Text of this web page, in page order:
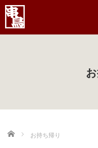
Home お持ち帰り
店舗一覧